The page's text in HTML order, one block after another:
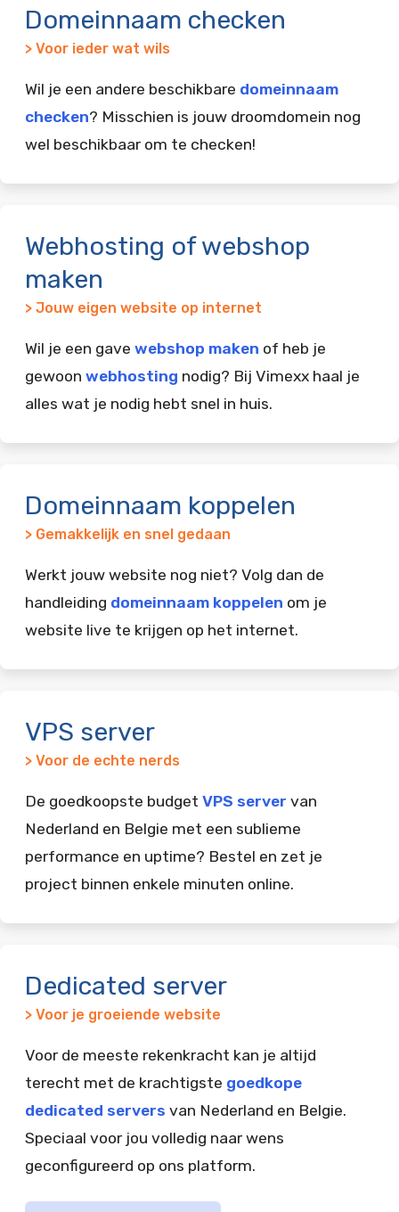
Domeinnaam checken
> Voor ieder wat wils
Wil je een andere beschikbare domeinnaam
checken? Misschien is jouw droomdomein nog
wel beschikbaar om te checken!
Webhosting of webshop
maken
> Jouw eigen website op internet
Wil je een gave webshop maken of heb je
gewoon webhosting nodig? Bij Vimexx haal je
alles wat je nodig hebt snel in huis.
Domeinnaam koppelen
> Gemakkelijk en snel gedaan
Werkt jouw website nog niet? Volg dan de
handleiding domeinnaam koppelen om je
website live te krijgen op het internet.
VPS server
> Voor de echte nerds
De goedkoopste budget VPS server van
Nederland en Belgie met een sublieme
performance en uptime? Bestel en zet je
project binnen enkele minuten online.
Dedicated server
> Voor je groeiende website
Voor de meeste rekenkracht kan je altijd
terecht met de krachtigste goedkope
dedicated servers van Nederland en Belgie.
Speciaal voor jou volledig naar wens
geconfigureerd op ons platform.